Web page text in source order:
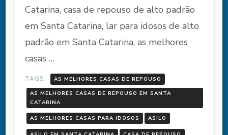
Catarina, casa de repouso de alto padrão
em Santa Catarina, lar para idosos de alto
padrão em Santa Catarina, as melhores
casas …
TAGS:
AS MELHORES CASAS DE REPOUSO
AS MELHORES CASAS DE REPOUSO EM SANTA
CATARINA
AS MELHORES CASAS PARA IDOSOS ASILO